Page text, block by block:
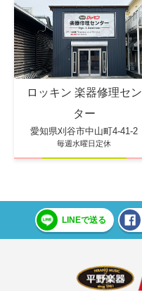
ロッキン 楽器修理セン
ター
愛知県刈谷市中山町4-41-2
毎週水曜日定休
LINEで送る